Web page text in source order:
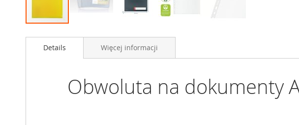
na
początekDetails
Obwoluta na dokumenty
Więcej informacji